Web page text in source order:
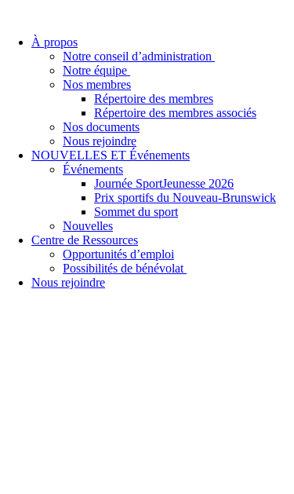
À propos
Notre conseil d’administration
Notre équipe
Nos membres
Répertoire des membres
Répertoire des membres associés
Nos documents
Nous rejoindre
NOUVELLES ET Événements
Événements
Journée SportJeunesse 2026
Prix sportifs du Nouveau-Brunswick
Sommet du sport
Nouvelles
Centre de Ressources
Opportunités d’emploi
Possibilités de bénévolat
Nous rejoindre